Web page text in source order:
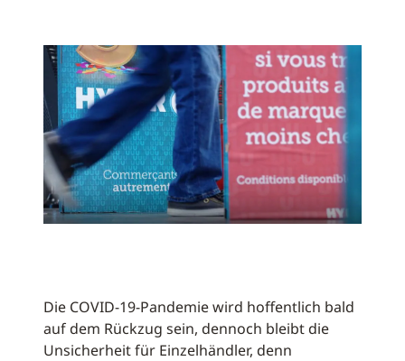
Die COVID-19-Pandemie wird hoffentlich bald
auf dem Rückzug sein, dennoch bleibt die
Unsicherheit für Einzelhändler, denn